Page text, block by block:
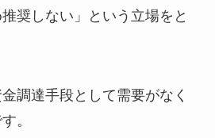
奨しない」という立場をと
調達手段として需要がなく
。